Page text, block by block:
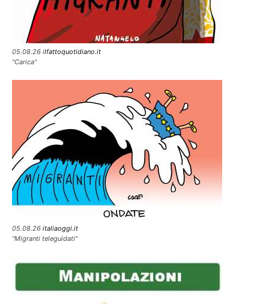
05.08.26 ilfattoquotidiano.it
"Carica"
05.08.26 italiaoggi.it
"Migranti teleguidati"